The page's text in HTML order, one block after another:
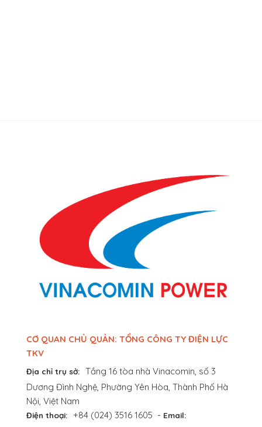
CƠ QUAN CHỦ QUẢN: TỔNG CÔNG TY ĐIỆN LỰC
TKV
Địa chỉ trụ sở: Tầng 16 tòa nhà Vinacomin, số 3
Dương Đình Nghệ, Phường Yên Hòa, Thành Phố Hà
Nội, Việt Nam
Điện thoại: +84 (024) 3516 1605 - Email: